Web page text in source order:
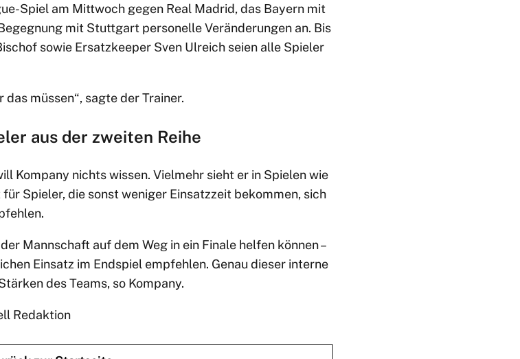
Spiel am Mittwoch gegen Real Madrid, das Bayern mit
mit Stuttgart personelle Veränderungen an. Bis
sowie Ersatzkeeper Sven Ulreich seien alle Spieler
müssen“, sagte der Trainer.
aus der zweiten Reihe
Kompany nichts wissen. Vielmehr sieht er in Spielen wie
Spieler, die sonst weniger Einsatzzeit bekommen, sich
Mannschaft auf dem Weg in ein Finale helfen können –
Einsatz im Endspiel empfehlen. Genau dieser interne
des Teams, so Kompany.
Redaktion